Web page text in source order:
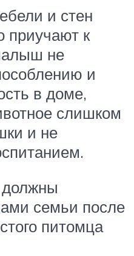
и стен
приучают к
не
и
в доме,
слишком
и не
семьи после
питомца